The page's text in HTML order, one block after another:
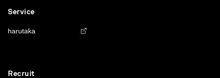
Service
harutaka
Recruit